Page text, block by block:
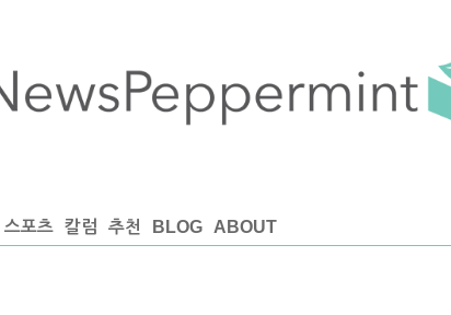
스포츠 칼럼 추천 BLOG ABOUT